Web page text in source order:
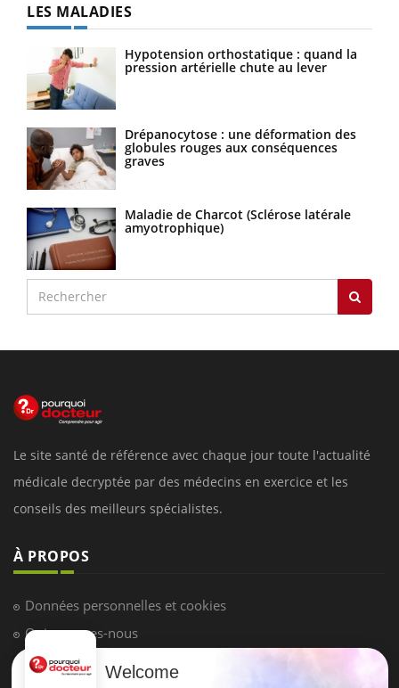
LES MALADIES
Hypotension orthostatique : quand la
pression artérielle chute au lever
Drépanocytose : une déformation des
globules rouges aux conséquences
graves
Maladie de Charcot (Sclérose latérale
amyotrophique)
Le site santé de référence avec chaque jour toute l'actualité
médicale decryptée par des médecins en exercice et les
conseils des meilleurs spécialistes.
À PROPOS
Données personnelles et cookies
Qui sommes-nous
Conditions d'utilisation
Welcome